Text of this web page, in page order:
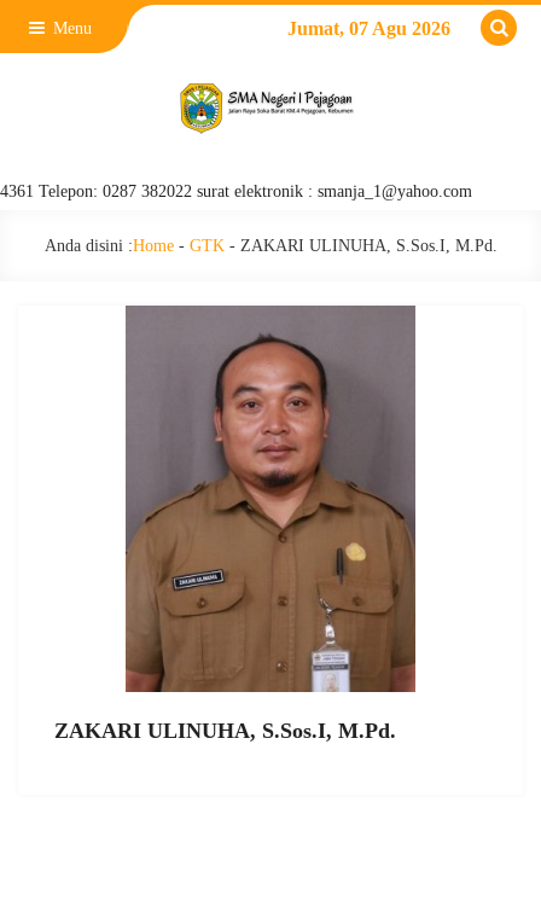
Menu Jumat, 07 Agu 2026
Telepon: 0287 382022 surat elektronik : smanja_1@yahoo.com
Anda disini :Home- GTK- ZAKARI ULINUHA, S.Sos.I, M.Pd.
ZAKARI ULINUHA, S.Sos.I, M.Pd.